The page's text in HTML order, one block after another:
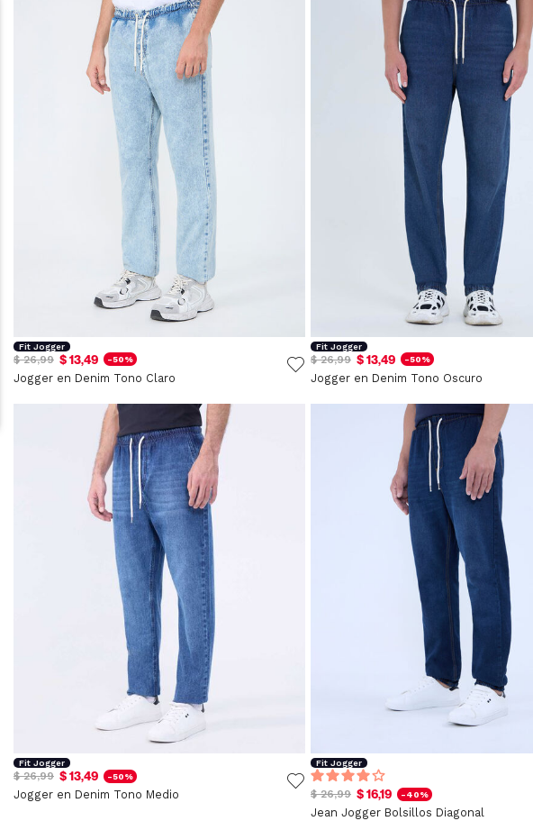
Fit Jogger
$ 26,99 $ 13,49 -50%
Jogger en Denim Tono Claro
Fit Jogger
$ 26,99 $ 13,49 -50%
Jogger en Denim Tono Oscuro
Fit Jogger
$ 26,99 $ 13,49 -50%
Jogger en Denim Tono Medio
Fit Jogger
$ 26,99 $ 16,19 -40%
Jean Jogger Bolsillos Diagonal